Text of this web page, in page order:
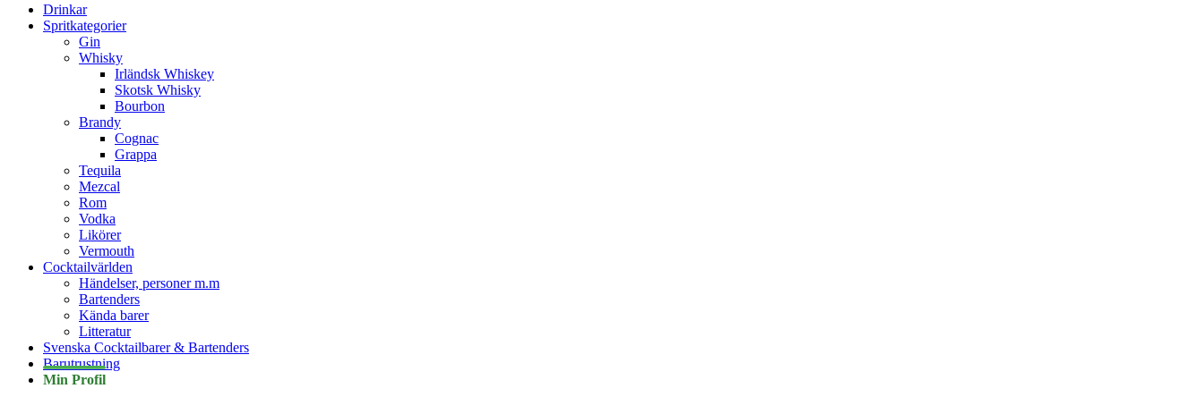
Drinkar
Spritkategorier
Gin
Whisky
Irländsk Whiskey
Skotsk Whisky
Bourbon
Brandy
Cognac
Grappa
Tequila
Mezcal
Rom
Vodka
Likörer
Vermouth
Cocktailvärlden
Händelser, personer m.m
Bartenders
Kända barer
Litteratur
Svenska Cocktailbarer & Bartenders
Barutrustning
Min Profil